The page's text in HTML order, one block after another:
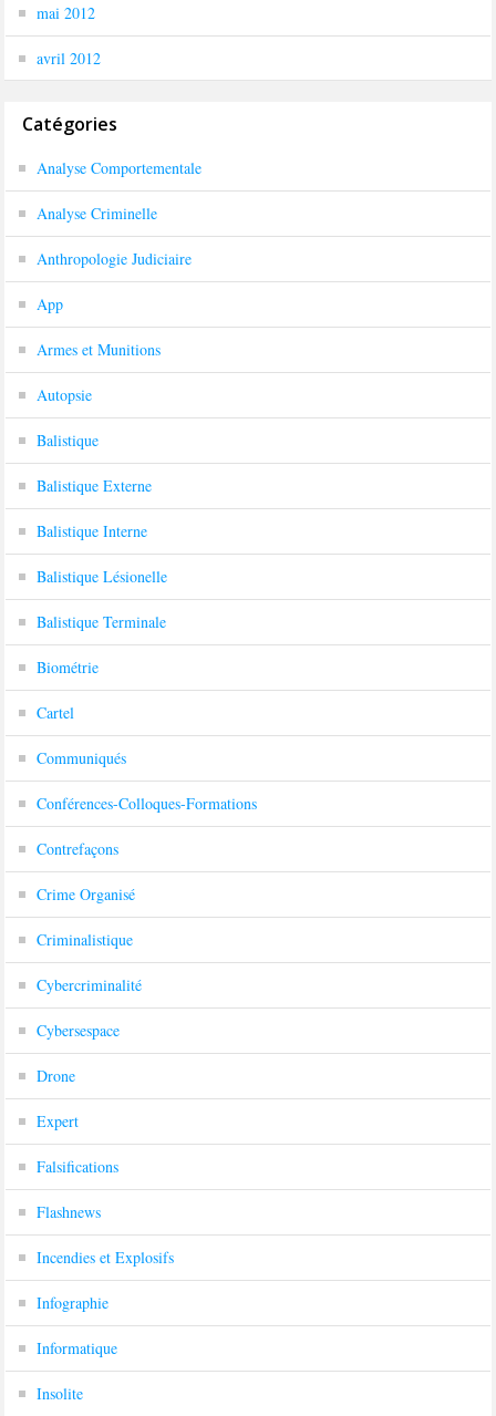
mai 2012
avril 2012
Catégories
Analyse Comportementale
Analyse Criminelle
Anthropologie Judiciaire
App
Armes et Munitions
Autopsie
Balistique
Balistique Externe
Balistique Interne
Balistique Lésionelle
Balistique Terminale
Biométrie
Cartel
Communiqués
Conférences-Colloques-Formations
Contrefaçons
Crime Organisé
Criminalistique
Cybercriminalité
Cybersespace
Drone
Expert
Falsifications
Flashnews
Incendies et Explosifs
Infographie
Informatique
Insolite